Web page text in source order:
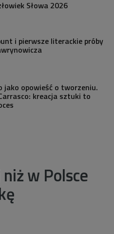
Słowa 2026
i pierwsze literackie próby
jako opowieść o tworzeniu.
kreacja sztuki to
w Polsce